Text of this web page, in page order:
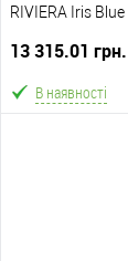
RIVIERA Iris
13 315.01 грн.
В наявності